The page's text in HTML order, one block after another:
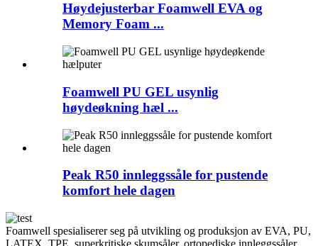
Høydejusterbar Foamwell EVA og
Memory Foam ...
Foamwell PU GEL usynlig
høydeøkning hæl ...
Peak R50 innleggssåle for pustende
komfort hele dagen
Foamwell spesialiserer seg på utvikling og produksjon av EVA, PU,
​​LATEX, TPE, superkritiske skumsåler, ortopediske innleggssåler,